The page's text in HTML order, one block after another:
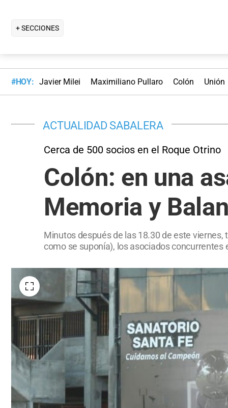
+ SECCIONES
#HOY: Javier Milei Maximiliano Pullaro Colón Unión
ACTUALIDAD SABALERA
Cerca de 500 socios en el Roque Otrino
Colón: en una
Memoria y
Minutos después de las 18.30 de este
como se suponía), los asociados